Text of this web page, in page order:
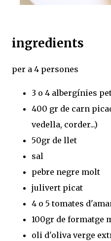
ingredients
per a 4 persones
3 o 4 albergínies
400 gr de carn
vedella, corder...)
50gr de llet
sal
pebre negre molt
julivert picat
4 o 5 tomates
100gr de formatge
oli d'oliva verge